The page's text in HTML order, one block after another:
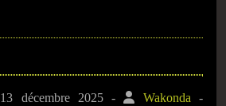
13 décembre 2025- Wakonda -